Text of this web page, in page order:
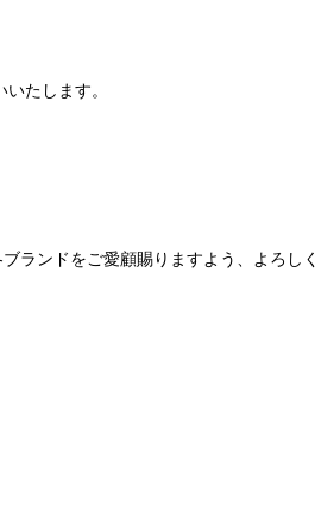
たします。
ンドをご愛顧賜りますよう、よろし